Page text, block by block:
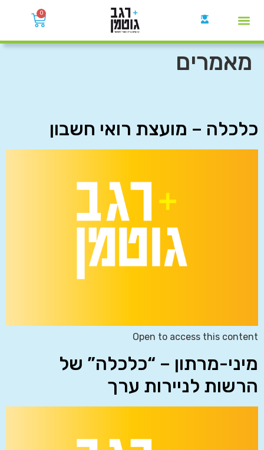
0
מאמרים
כלכלה – מועצת רואי חשבון
Open to access this content
מיני-מרתון – “כלכלה” של
הרשות לניירות ערך